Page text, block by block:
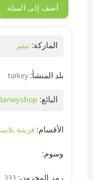
أضف إلى السلة
الماركة: تيتيز
بلد المنشأ: turkey
البائع:
الأقسام: فرشة
وسوم:
رمز المخزون: 333